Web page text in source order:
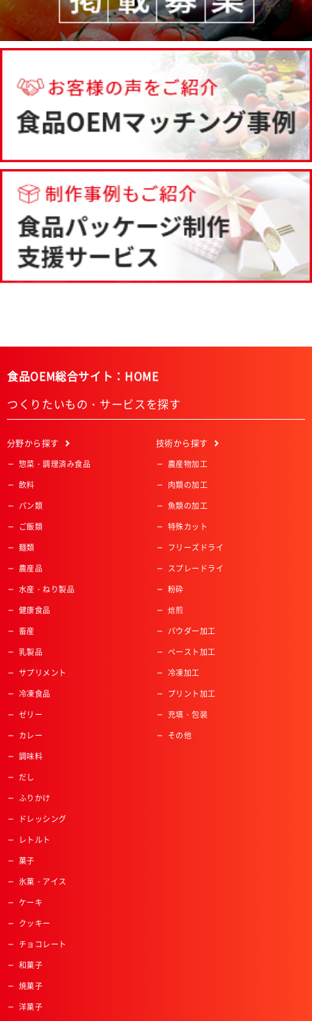
食品OEM総合サイト：HOME
つくりたいもの・サービスを探す
分野から探す
惣菜・調理済み食品
飲料
パン類
ご飯類
麺類
農産品
水産・ねり製品
健康食品
畜産
乳製品
サプリメント
冷凍食品
ゼリー
カレー
調味料
だし
ふりかけ
ドレッシング
レトルト
菓子
氷菓・アイス
ケーキ
クッキー
チョコレート
和菓子
焼菓子
洋菓子
技術から探す
農産物加工
肉類の加工
魚類の加工
特殊カット
フリーズドライ
スプレードライ
粉砕
焙煎
パウダー加工
ペースト加工
冷凍加工
プリント加工
充填・包装
その他